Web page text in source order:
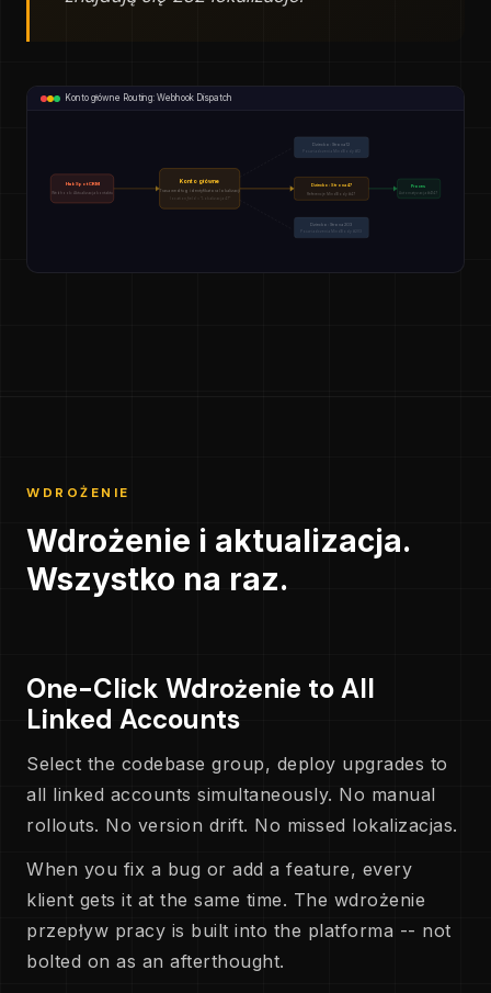
Konto główne Routing: Webhook Dispatch
HubSpot CRM
Webhook: Aktualizacja kontaktu
Konto główne
Trasa według identyfikatora lokalizacji
location_field = "Lokalizacja 47"
Dziecko: Strona 12
Poświadczenia MindBody #12
Dziecko: Strona 47
Referencje MindBody #47
Dziecko: Strona 203
Poświadczenia MindBody #203
Proces
Automatyzacja #4147
WDROŻENIE
Wdrożenie i aktualizacja.
Wszystko na raz.
One-Click Wdrożenie to All
Linked Accounts
Select the codebase group, deploy upgrades to
all linked accounts simultaneously. No manual
rollouts. No version drift. No missed lokalizacjas.
When you fix a bug or add a feature, every
klient gets it at the same time. The wdrożenie
przepływ pracy is built into the platforma -- not
bolted on as an afterthought.